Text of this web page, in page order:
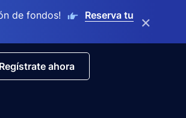
de fondos!
Reserva tu
×
Regístrate ahora